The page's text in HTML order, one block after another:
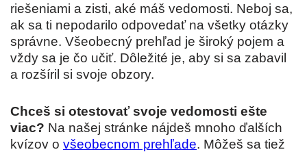
riešeniami a zisti, aké máš vedomosti. Neboj sa,
ak sa ti nepodarilo odpovedať na všetky otázky
správne. Všeobecný prehľad je široký pojem a
vždy sa je čo učiť. Dôležité je, aby si sa zabavil
a rozšíril si svoje obzory.
Chceš si otestovať svoje vedomosti ešte
viac? Na našej stránke nájdeš mnoho ďalších
kvízov o všeobecnom prehľade. Môžeš sa tiež